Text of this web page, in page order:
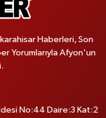
Haberleri, Son
Yorumlarıyla Afyon'un
No:44 Daire:3 Kat:2